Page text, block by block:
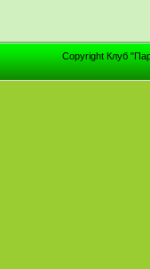
Copyright Клуб